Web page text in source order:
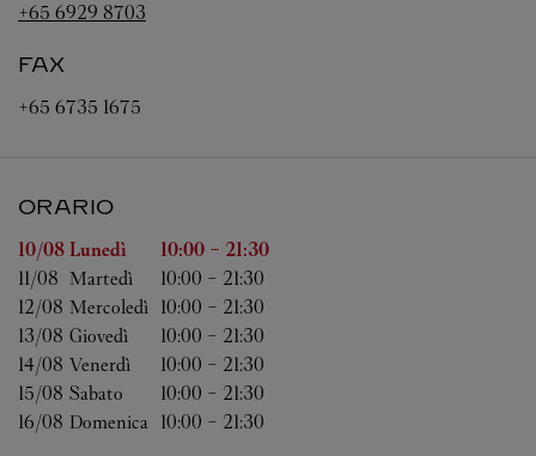
+65 6929 8703
FAX
+65 6735 1675
ORARIO
Giorno della settimanaOrario
10/08 Lunedì 10:00 - 21:30
11/08 Martedì 10:00 - 21:30
12/08 Mercoledì 10:00 - 21:30
13/08 Giovedì 10:00 - 21:30
14/08 Venerdì 10:00 - 21:30
15/08 Sabato 10:00 - 21:30
16/08 Domenica 10:00 - 21:30